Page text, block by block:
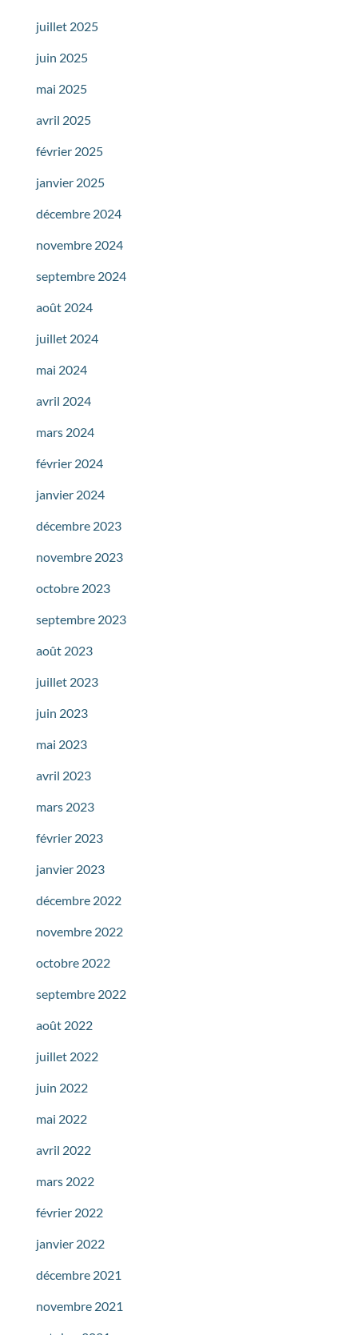
juillet 2025
juin 2025
mai 2025
avril 2025
février 2025
janvier 2025
décembre 2024
novembre 2024
septembre 2024
août 2024
juillet 2024
mai 2024
avril 2024
mars 2024
février 2024
janvier 2024
décembre 2023
novembre 2023
octobre 2023
septembre 2023
août 2023
juillet 2023
juin 2023
mai 2023
avril 2023
mars 2023
février 2023
janvier 2023
décembre 2022
novembre 2022
octobre 2022
septembre 2022
août 2022
juillet 2022
juin 2022
mai 2022
avril 2022
mars 2022
février 2022
janvier 2022
décembre 2021
novembre 2021